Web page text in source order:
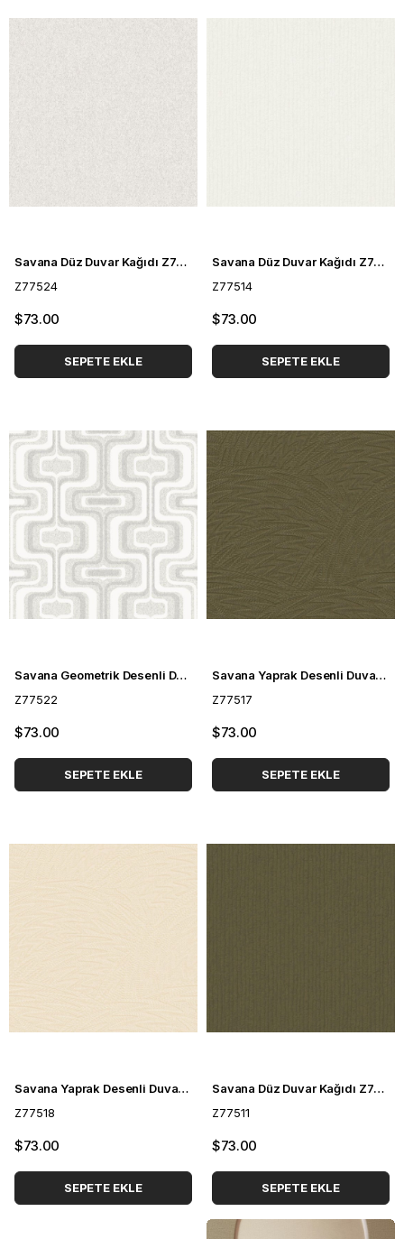
Savana Düz Duvar Kağıdı Z77524
Z77524
$73.00
SEPETE EKLE
Savana Düz Duvar Kağıdı Z77514
Z77514
$73.00
SEPETE EKLE
Savana Geometrik Desenli Duvar Kağıdı Z77522
Z77522
$73.00
SEPETE EKLE
Savana Yaprak Desenli Duvar Kağıdı Z77517
Z77517
$73.00
SEPETE EKLE
Savana Yaprak Desenli Duvar Kağıdı Z77518
Z77518
$73.00
SEPETE EKLE
Savana Düz Duvar Kağıdı Z77511
Z77511
$73.00
SEPETE EKLE